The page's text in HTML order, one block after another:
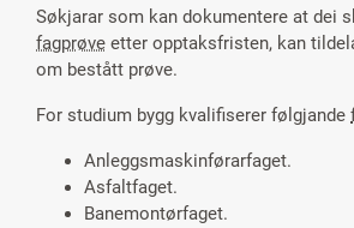
Søkjarar som kan dokumentere at dei
fagprøve etter opptaksfristen, kan
om bestått prøve.
For studium bygg kvalifiserer følgjande
Anleggsmaskinførarfaget.
Asfaltfaget.
Banemontørfaget.